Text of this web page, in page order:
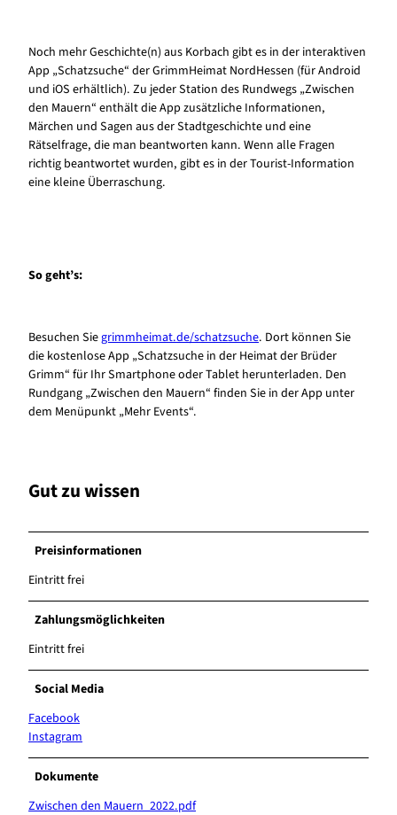
Noch mehr Geschichte(n) aus Korbach gibt es in der interaktiven
App „Schatzsuche“ der GrimmHeimat NordHessen (für Android
und iOS erhältlich). Zu jeder Station des Rundwegs „Zwischen
den Mauern“ enthält die App zusätzliche Informationen,
Märchen und Sagen aus der Stadtgeschichte und eine
Rätselfrage, die man beantworten kann. Wenn alle Fragen
richtig beantwortet wurden, gibt es in der Tourist-Information
eine kleine Überraschung.
So geht’s:
Besuchen Siegrimmheimat.de/schatzsuche. Dort können Sie
die kostenlose App „Schatzsuche in der Heimat der Brüder
Grimm“ für Ihr Smartphone oder Tablet herunterladen. Den
Rundgang „Zwischen den Mauern“ finden Sie in der App unter
dem Menüpunkt „Mehr Events“.
Gut zu wissen
Preisinformationen
Eintritt frei
Zahlungsmöglichkeiten
Eintritt frei
Social Media
Facebook
Instagram
Dokumente
Zwischen den Mauern_2022.pdf